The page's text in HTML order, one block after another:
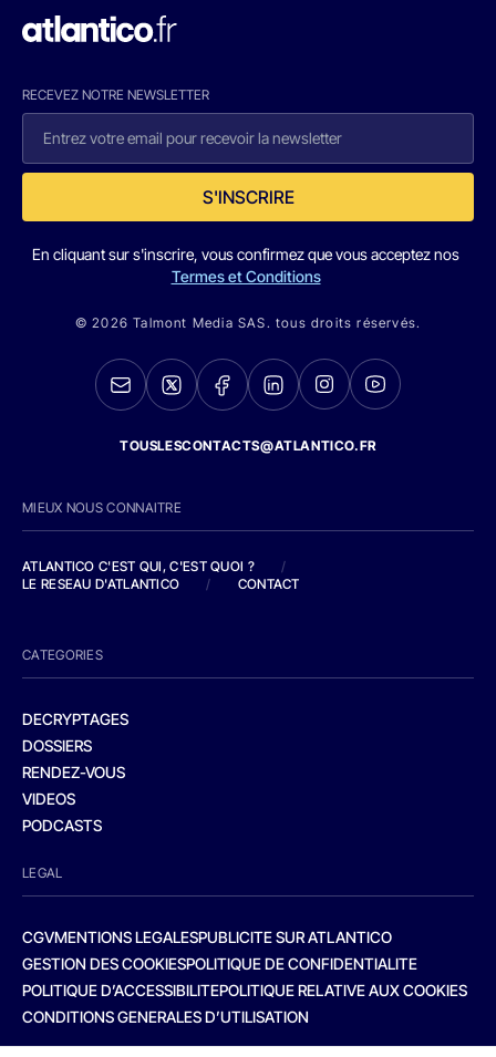
RECEVEZ NOTRE NEWSLETTER
S'INSCRIRE
En cliquant sur s'inscrire, vous confirmez que vous acceptez nos
Termes et Conditions
© 2026 Talmont Media SAS. tous droits réservés.
TOUSLESCONTACTS@ATLANTICO.FR
MIEUX NOUS CONNAITRE
ATLANTICO C'EST QUI, C'EST QUOI ?
/
LE RESEAU D'ATLANTICO
/ CONTACT
CATEGORIES
DECRYPTAGES
DOSSIERS
RENDEZ-VOUS
VIDEOS
PODCASTS
LEGAL
CGVMENTIONS LEGALESPUBLICITE SUR ATLANTICO
GESTION DES COOKIESPOLITIQUE DE CONFIDENTIALITE
POLITIQUE D’ACCESSIBILITEPOLITIQUE RELATIVE AUX COOKIES
CONDITIONS GENERALES D’UTILISATION